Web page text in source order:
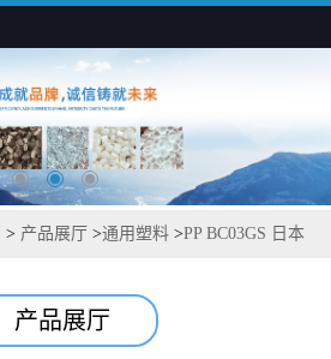
> 产品展厅 >通用塑料 >PP BC03GS 日本
产品展厅